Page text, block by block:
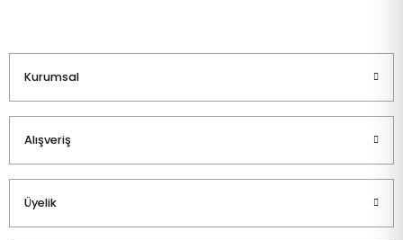
Kurumsal
Alışveriş
Üyelik